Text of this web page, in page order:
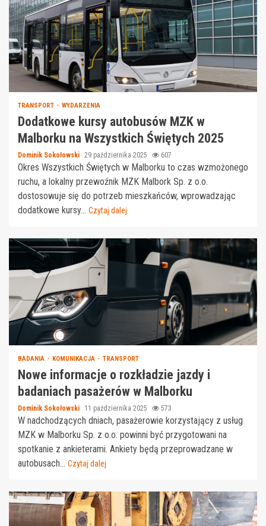
TRANSPORT WYDARZENIA
Dodatkowe kursy autobusów MZK w
Malborku na Wszystkich Świętych 2025
Dominik Sokołowski 29 października 2025 607
Okres Wszystkich Świętych w Malborku to czas wzmożonego
ruchu, a lokalny przewoźnik MZK Malbork Sp. z o.o.
dostosowuje się do potrzeb mieszkańców, wprowadzając
dodatkowe kursy... Czytaj dalej
BADANIA KOMUNIKACJA TRANSPORT
Nowe informacje o rozkładzie jazdy i
badaniach pasażerów w Malborku
Dominik Sokołowski 11 października 2025 573
W nadchodzących dniach, pasażerowie korzystający z usług
MZK w Malborku Sp. z o.o. powinni być przygotowani na
spotkanie z ankieterami. Ankiety będą przeprowadzane w
autobusach... Czytaj dalej